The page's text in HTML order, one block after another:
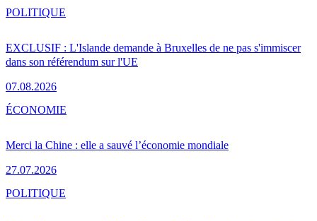
EXCLUSIF : L'Islande demande à Bruxelles de ne pas s'immiscer
dans son référendum sur l'UE
07.08.2026
POLITIQUE
Merci la Chine : elle a sauvé l’économie mondiale
27.07.2026
ÉCONOMIE
POLITIQUE